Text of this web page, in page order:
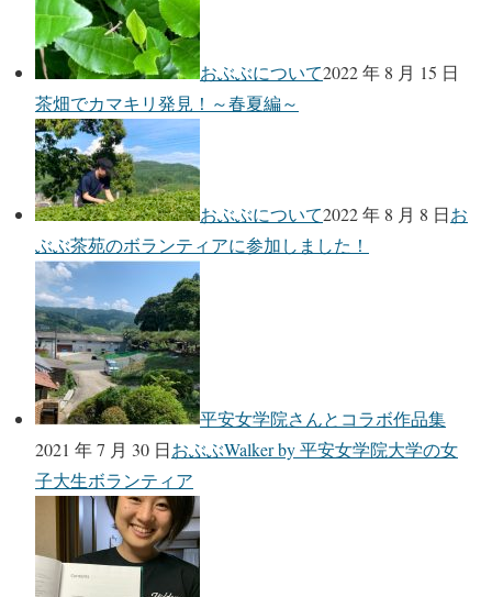
おぶぶについて2022 年 8 月 15 日
茶畑でカマキリ発見！～春夏編～
おぶぶについて2022 年 8 月 8 日お
ぶぶ茶苑のボランティアに参加しました！
平安女学院さんとコラボ作品集
2021 年 7 月 30 日おぶぶWalker by 平安女学院大学の女
子大生ボランティア